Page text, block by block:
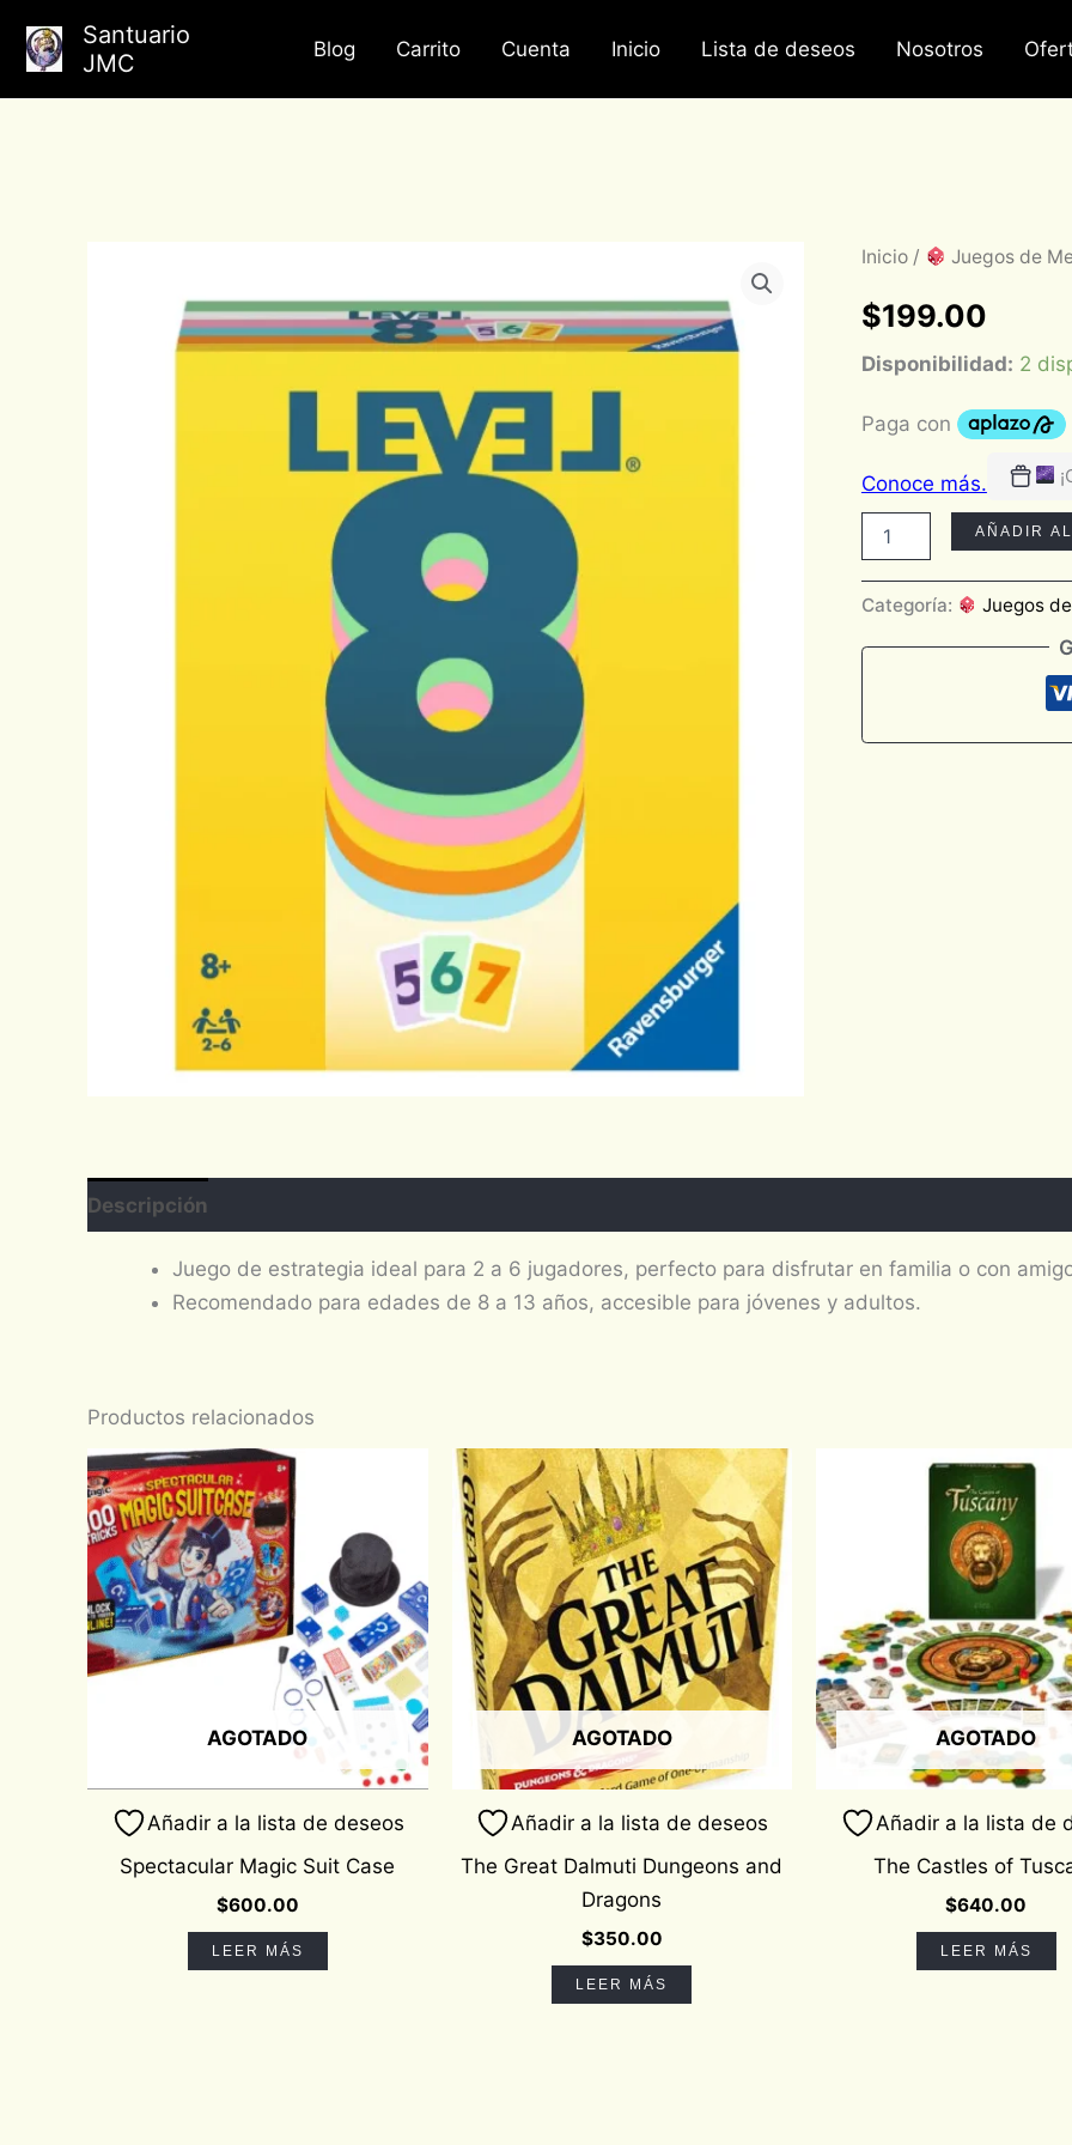
Santuario
JMC
Blog Carrito Cuenta Inicio Lista de deseos Nosotros
Inicio/ Juegos de
$199.00
Disponibilidad: 2
Level
MULTILENGUAJE
AÑADIR
Categoría: Juegos
Descripción
Juego de estrategia ideal para 2 a 6 jugadores, perfecto para disfrutar en familia o con
Recomendado para edades de 8 a 13 años, accesible para jóvenes y adultos.
Productos relacionados
AGOTADO
Añadir a la lista de deseos
Spectacular Magic Suit Case
$600.00
LEER MÁS
AGOTADO
Añadir a la lista de deseos
The Great Dalmuti Dungeons and
Dragons
$350.00
LEER MÁS
AGOTADO
Añadir a la lista de
The Castles of
$640.00
LEER MÁS